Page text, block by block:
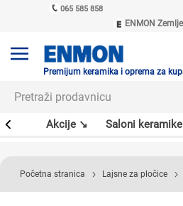
065 585 858
ENMON Zemlje
ENMON
Premijum keramika i oprema za
Akcije ↘ Saloni keramike
Početna stranica Lajsne za pločice